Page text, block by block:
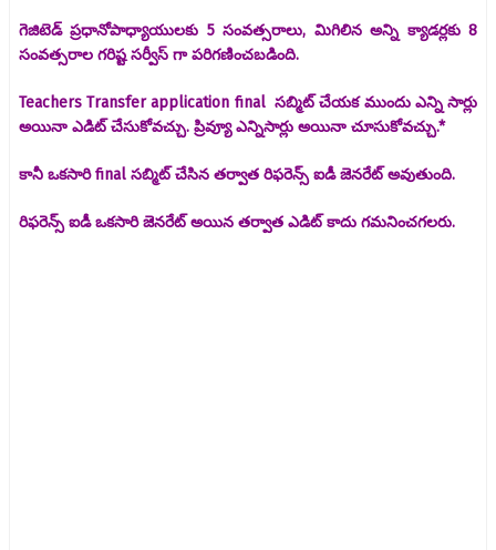
గెజిటెడ్ ప్రధానోపాధ్యాయులకు 5 సంవత్సరాలు, మిగిలిన అన్ని క్యాడర్లకు 8
సంవత్సరాల గరిష్ట సర్వీస్ గా పరిగణించబడింది.
Teachers Transfer application final సబ్మిట్ చేయక ముందు ఎన్ని సార్లు
అయినా ఎడిట్ చేసుకోవచ్చు. ప్రివ్యూ ఎన్నిసార్లు అయినా చూసుకోవచ్చు.*
కానీ ఒకసారి final సబ్మిట్ చేసిన తర్వాత రిఫరెన్స్ ఐడీ జెనరేట్ అవుతుంది.
రిఫరెన్స్ ఐడీ ఒకసారి జెనరేట్ అయిన తర్వాత ఎడిట్ కాదు గమనించగలరు.